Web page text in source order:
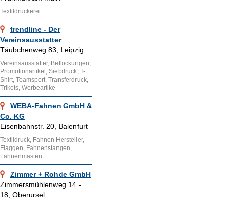
Textildruckerei
trendline - Der
Vereinsausstatter
Täubchenweg 83, Leipzig
Vereinsausstatter, Beflockungen,
Promotionartikel, Siebdruck, T-
Shirt, Teamsport, Transferdruck,
Trikots, Werbeartike
WEBA-Fahnen GmbH &
Co. KG
Eisenbahnstr. 20, Baienfurt
Textildruck, Fahnen Hersteller,
Flaggen, Fahnenstangen,
Fahnenmasten
Zimmer + Rohde GmbH
Zimmersmühlenweg 14 -
18, Oberursel